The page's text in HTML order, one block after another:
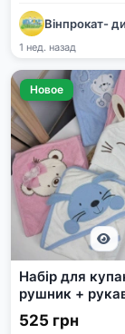
Вінпрокат-
1 нед. назад
Новое
Набір для
рушник +
розмір 90*85
525 грн